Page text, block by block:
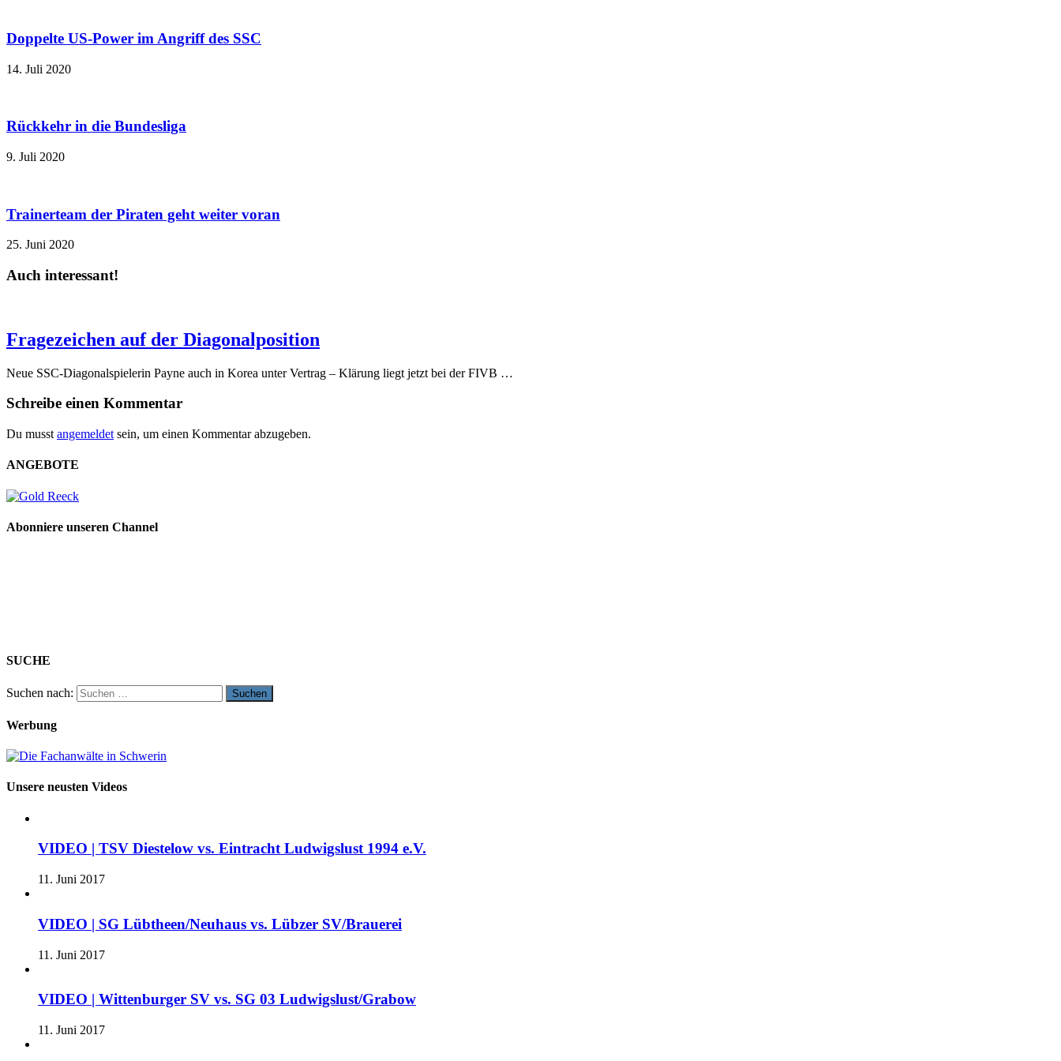
Doppelte US-Power im Angriff des SSC
14. Juli 2020
Rückkehr in die Bundesliga
9. Juli 2020
Trainerteam der Piraten geht weiter voran
25. Juni 2020
Auch interessant!
Fragezeichen auf der Diagonalposition
Neue SSC-Diagonalspielerin Payne auch in Korea unter Vertrag – Klärung liegt jetzt bei der FIVB …
Schreibe einen Kommentar
Du musst angemeldet sein, um einen Kommentar abzugeben.
ANGEBOTE
Abonniere unseren Channel
SUCHE
Suchen nach:
Werbung
Unsere neusten Videos
VIDEO | TSV Diestelow vs. Eintracht Ludwigslust 1994 e.V.
11. Juni 2017
VIDEO | SG Lübtheen/Neuhaus vs. Lübzer SV/Brauerei
11. Juni 2017
VIDEO | Wittenburger SV vs. SG 03 Ludwigslust/Grabow
11. Juni 2017